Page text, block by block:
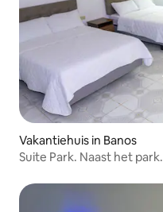
Vakantiehuis in Banos
Suite Park. Naast het park.